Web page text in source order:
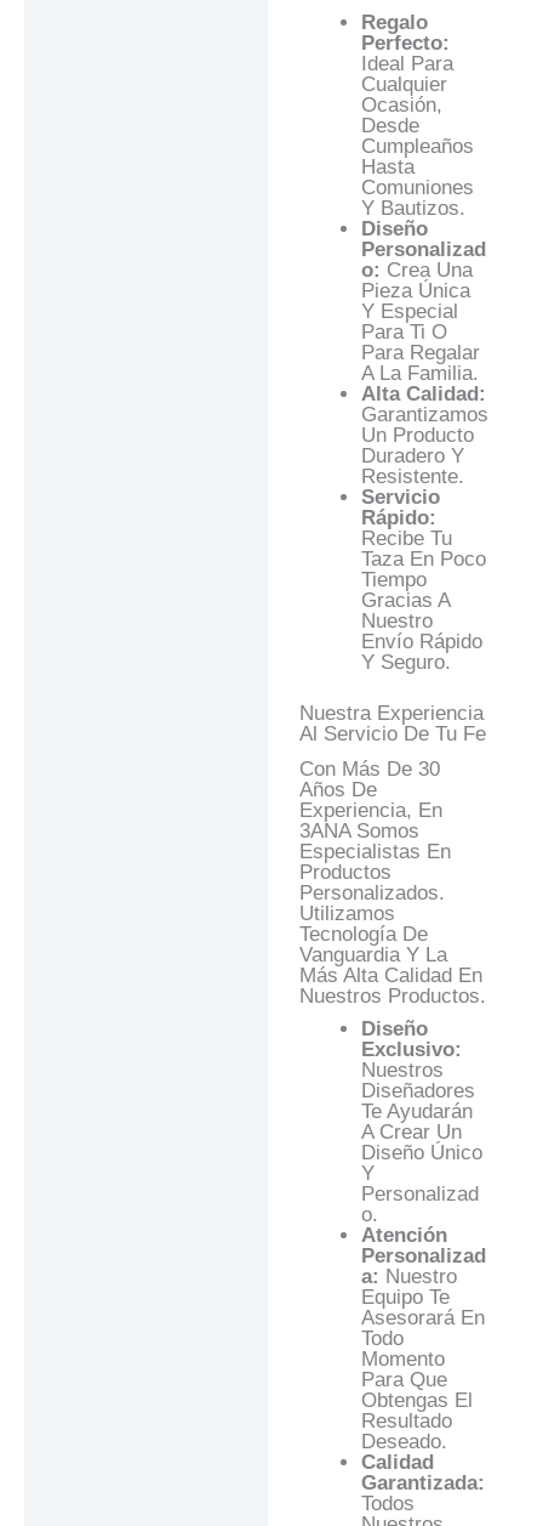
Regalo
Perfecto:
Ideal Para
Cualquier
Ocasión,
Desde
Cumpleaños
Hasta
Comuniones
Y Bautizos.
Diseño
Personalizad
O: Crea Una
Pieza Única
Y Especial
Para Ti O
Para Regalar
A La Familia.
Alta Calidad:
Garantizamos
Un Producto
Duradero Y
Resistente.
Servicio
Rápido:
Recibe Tu
Taza En Poco
Tiempo
Gracias A
Nuestro
Envío Rápido
Y Seguro.
Nuestra Experiencia
Al Servicio De Tu Fe
Con Más De 30
Años De
Experiencia, En
3ANA Somos
Especialistas En
Productos
Personalizados.
Utilizamos
Tecnología De
Vanguardia Y La
Más Alta Calidad En
Nuestros Productos.
Diseño
Exclusivo:
Nuestros
Diseñadores
Te Ayudarán
A Crear Un
Diseño Único
Y
Personalizad
O.
Atención
Personalizad
A: Nuestro
Equipo Te
Asesorará En
Todo
Momento
Para Que
Obtengas El
Resultado
Deseado.
Calidad
Garantizada:
Todos